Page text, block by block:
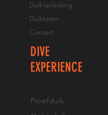
Duikopleiding
Duikteam
Contact
DIVE
EXPERIENCE
Proefduik